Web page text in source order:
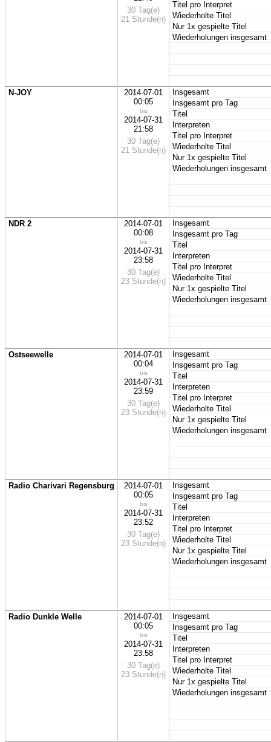
30 Tag(e)
21 Stunde(n)
Titel pro Interpret
Wiederholte Titel
Nur 1x gespielte Titel
Wiederholungen insgesamt
N-JOY
2014-07-01
00:05
bis
2014-07-31
21:58
30 Tag(e)
21 Stunde(n)
Insgesamt
Insgesamt pro Tag
Titel
Interpreten
Titel pro Interpret
Wiederholte Titel
Nur 1x gespielte Titel
Wiederholungen insgesamt
NDR 2
2014-07-01
00:08
bis
2014-07-31
23:58
30 Tag(e)
23 Stunde(n)
Insgesamt
Insgesamt pro Tag
Titel
Interpreten
Titel pro Interpret
Wiederholte Titel
Nur 1x gespielte Titel
Wiederholungen insgesamt
Ostseewelle
2014-07-01
00:04
bis
2014-07-31
23:59
30 Tag(e)
23 Stunde(n)
Insgesamt
Insgesamt pro Tag
Titel
Interpreten
Titel pro Interpret
Wiederholte Titel
Nur 1x gespielte Titel
Wiederholungen insgesamt
Radio Charivari Regensburg
2014-07-01
00:05
bis
2014-07-31
23:52
30 Tag(e)
23 Stunde(n)
Insgesamt
Insgesamt pro Tag
Titel
Interpreten
Titel pro Interpret
Wiederholte Titel
Nur 1x gespielte Titel
Wiederholungen insgesamt
Radio Dunkle Welle
2014-07-01
00:05
bis
2014-07-31
23:58
30 Tag(e)
23 Stunde(n)
Insgesamt
Insgesamt pro Tag
Titel
Interpreten
Titel pro Interpret
Wiederholte Titel
Nur 1x gespielte Titel
Wiederholungen insgesamt